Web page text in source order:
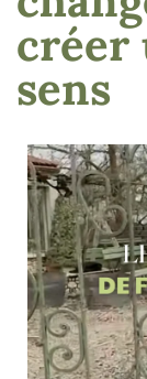
créer
sens